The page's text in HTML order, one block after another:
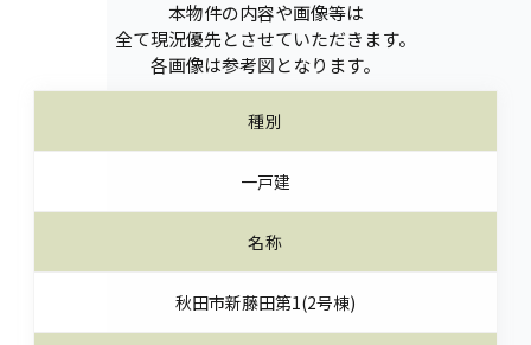
本物件の内容や画像等は
全て現況優先とさせていただきます。
各画像は参考図となります。
種別
一戸建
名称
秋田市新藤田第1(2号棟)